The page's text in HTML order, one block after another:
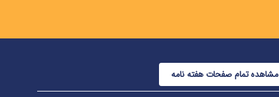
مشاهده تمام صفحات هفته نامه